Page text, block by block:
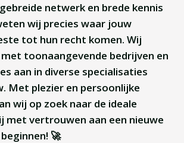
netwerk en brede kennis
wij precies waar jouw
tot hun recht komen. Wij
toonaangevende bedrijven en
aan in diverse specialisaties
Met plezier en persoonlijke
wij op zoek naar de ideale
met vertrouwen aan een nieuwe
🚀